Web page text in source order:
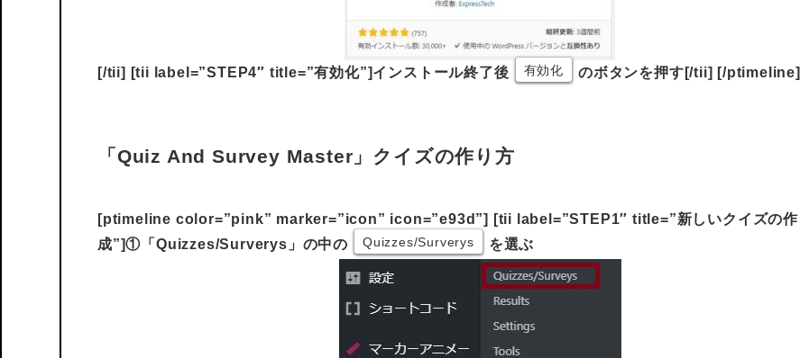
[/tii] [tii label=”STEP4″ title=”有効化”]インストール終了後 有効化 のボタンを押す[/tii] [/ptimeline]
「Quiz And Survey Master」クイズの作り方
[ptimeline color=”pink” marker=”icon” icon=”e93d”] [tii label=”STEP1″ title=”新しいクイズの作
成”]①「Quizzes/Surverys」の中の
Quizzes/Surverys を選ぶ